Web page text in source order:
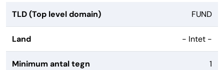
TLD (Top level domain) FUND
Land - Intet -
Minimum antal tegn 1